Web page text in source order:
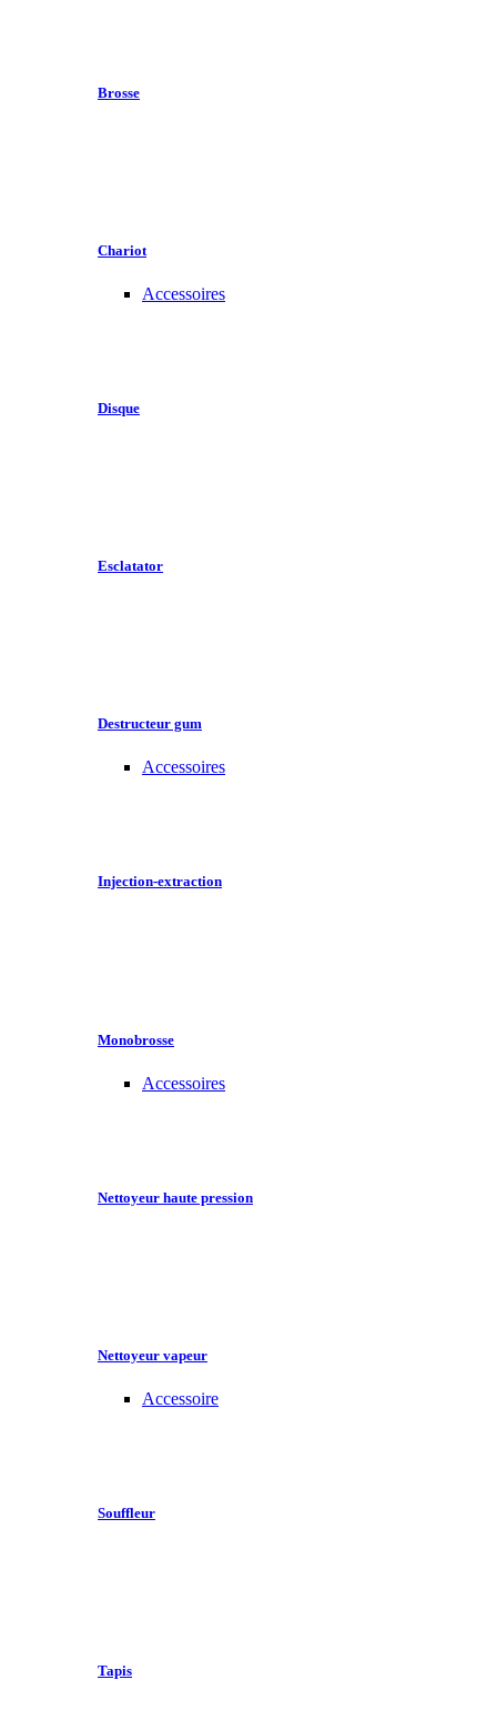
Brosse
Chariot
Accessoires
Disque
Esclatator
Destructeur gum
Accessoires
Injection-extraction
Monobrosse
Accessoires
Nettoyeur haute pression
Nettoyeur vapeur
Accessoire
Souffleur
Tapis